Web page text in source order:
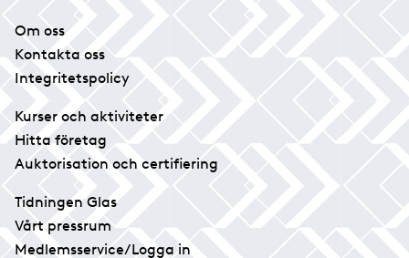
Om oss
Kontakta oss
Integritetspolicy
Kurser och aktiviteter
Hitta företag
Auktorisation och certifiering
Tidningen Glas
Vårt pressrum
Medlemsservice/Logga in